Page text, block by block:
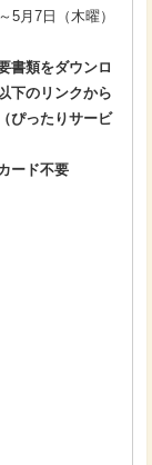
5月7日（木曜）
書類をダウンロ
下のリンクから
ぴったりサービ
ード不要